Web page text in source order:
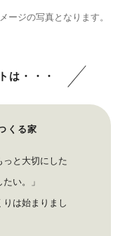
ージの写真となります。
は・・・
くる家
っと大切にした
い。」
は始まりまし